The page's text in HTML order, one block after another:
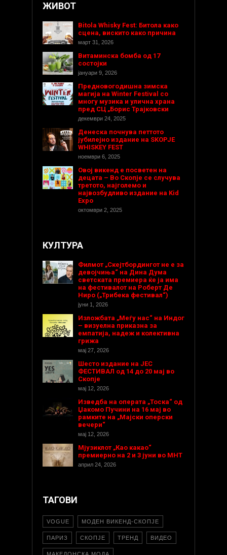
ЖИВОТ
Bitola Whisky Fest: Битола како
сцена, вискито како причина
март 31, 2026
Витаминска бомба од 17
состојки
јануари 9, 2026
Предновогодишнa зимска
магија на Winter Festival со
многу музика и улична храна
пред СЦ „Борис Трајковски
декември 24, 2025
Денеска почнува петтото
јубилејно издание на SKOPJE
WHISKEY FEST
ноември 6, 2025
Овој викенд е посветен на
децата – Во Скопје се случува
третото, најголемо и
највозбудливо издание на Kid
Expo
октомври 2, 2025
КУЛТУРА
Филмот „Скејтбордингот не е за
девојчиња“ на Дина Дума
светската премиера ќе ја има
на фестивалот на Роберт Де
Ниро („Трибека фестивал“)
јуни 1, 2026
Изложбата „Меѓу нас“ на Индог
– визуелна приказна за
емпатија, надеж и колективна
грижа
мај 27, 2026
Шесто издание на ЈЕС
ФЕСТИВАЛ од 14 до 20 мај во
Скопје
мај 12, 2026
Изведба на операта „Тоска“ од
Џакомо Пучини на 16 мај во
рамките на „Мајски оперски
вечери“
мај 12, 2026
Мјузиклот „Као какао“
премиерно на 2 и 3 јуни во МНТ
април 24, 2026
ТАГОВИ
VOGUE МОДЕН ВИКЕНД-СКОПЈЕ
ПАРИЗ СКОПЈЕ ТРЕНД ВИДЕО